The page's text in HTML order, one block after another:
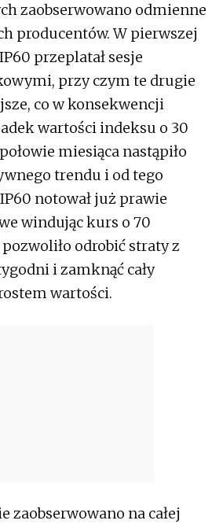
zaobserwowano odmienne
producentów. W pierwszej
przeplatał sesje
przy czym te drugie
co w konsekwencji
wartości indeksu o 30
miesiąca nastąpiło
trendu i od tego
notował już prawie
windując kurs o 70
odrobić straty z
i zamknąć cały
wartości.
zaobserwowano na całej